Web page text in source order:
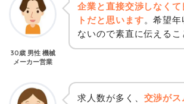
30歳 男性 機械
メーカー営業
企業と直接交渉しなく
トだと思います。希望
ないので素直に伝えるこ
求人数が多く、 交渉が